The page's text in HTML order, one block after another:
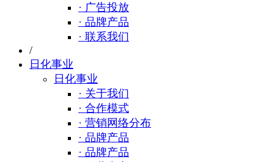
· 广告投放
· 品牌产品
· 联系我们
/
日化事业
日化事业
· 关于我们
· 合作模式
· 营销网络分布
· 品牌产品
· 品牌产品